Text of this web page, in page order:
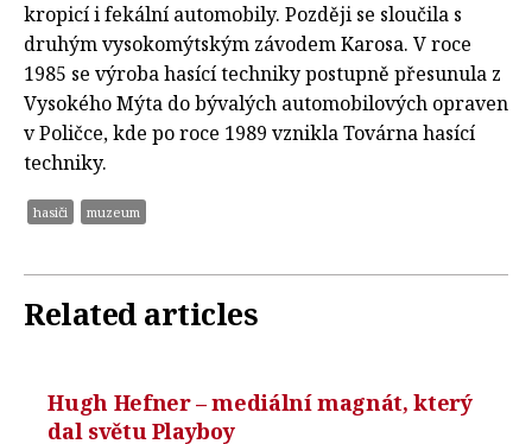
kropicí i fekální automobily. Později se sloučila s
druhým vysokomýtským závodem Karosa. V roce
1985 se výroba hasící techniky postupně přesunula z
Vysokého Mýta do bývalých automobilových opraven
v Poličce, kde po roce 1989 vznikla Továrna hasící
techniky.
hasiči muzeum
Related articles
Hugh Hefner – mediální magnát, který
dal světu Playboy